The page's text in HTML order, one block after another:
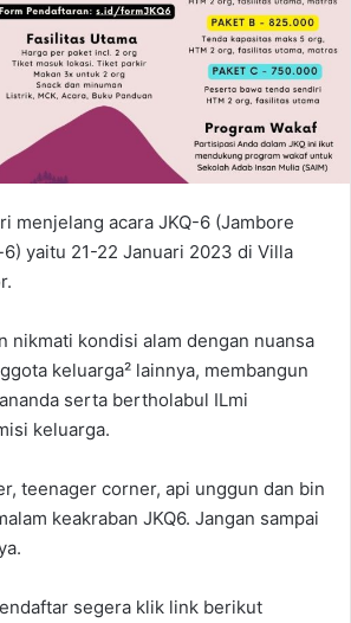
menjelang acara JKQ-6 (Jambore
6) yaitu 21-22 Januari 2023 di Villa
nikmati kondisi alam dengan nuansa
keluarga² lainnya, membangun
serta bertholabul ILmi
keluarga.
teenager corner, api unggun dan bin
keakraban JKQ6. Jangan sampai
segera klik link berikut